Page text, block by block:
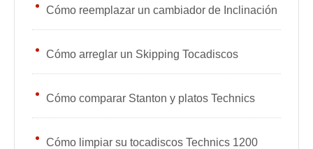
Cómo reemplazar un cambiador de Inclinación
Cómo arreglar un Skipping Tocadiscos
Cómo comparar Stanton y platos Technics
Cómo limpiar su tocadiscos Technics 1200